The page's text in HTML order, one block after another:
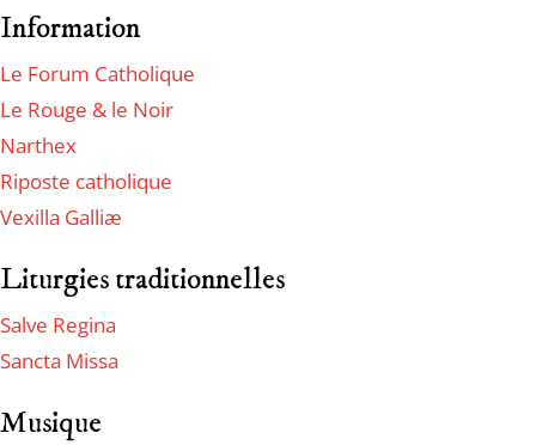
Information
Le Forum Catholique
Le Rouge & le Noir
Narthex
Riposte catholique
Vexilla Galliæ
Liturgies traditionnelles
Salve Regina
Sancta Missa
Musique